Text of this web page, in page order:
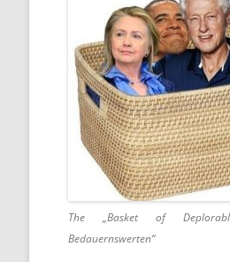
The „Basket of
Bedauernswerten“